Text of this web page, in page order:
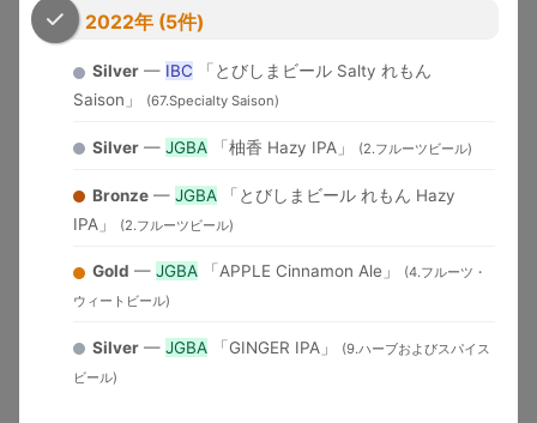
2022年 (5件)
Silver— IBC 「とびしまビール Salty れもん
Saison」
(67.Specialty Saison)
Silver— JGBA「柚香 Hazy IPA」 (2.フルーツビール)
Bronze— JGBA「とびしまビール れもん Hazy
IPA」
(2.フルーツビール)
Gold — JGBA「APPLE Cinnamon Ale」
(4.フルーツ・
ウィートビール)
Silver— JGBA「GINGER IPA」
(9.ハーブおよびスパイス
ビール)
Asia Beer
Championship
2024
ール
とした国際コンペ
New York Intl
Competition
2014-
2025
ニューヨ
国）
90+=Gold, 85+=Silver）
よくある質問（FAQ）
Q. このデータベースにはどの大会のデータが含まれていま
A. GABF（1983〜2025年）、AIBA（2015〜2025年）、